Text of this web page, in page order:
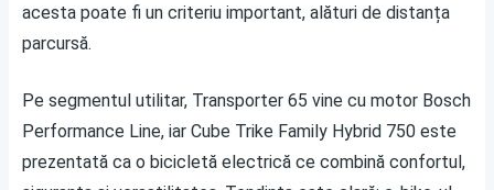
acesta poate fi un criteriu important, alături de distanța
parcursă.
Pe segmentul utilitar, Transporter 65 vine cu motor Bosch
Performance Line, iar Cube Trike Family Hybrid 750 este
prezentată ca o bicicletă electrică ce combină confortul,